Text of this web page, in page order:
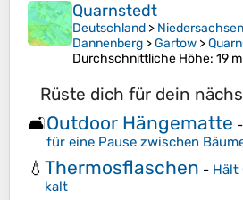
Quarnstedt
Deutschland > Niedersachsen
Dannenberg >Gartow >
Durchschnittliche Höhe: 19 m
Rüste dich für dein
🛋️Outdoor Hängematte -
für eine Pause zwischen
💧 Thermosflaschen - Hält
kalt